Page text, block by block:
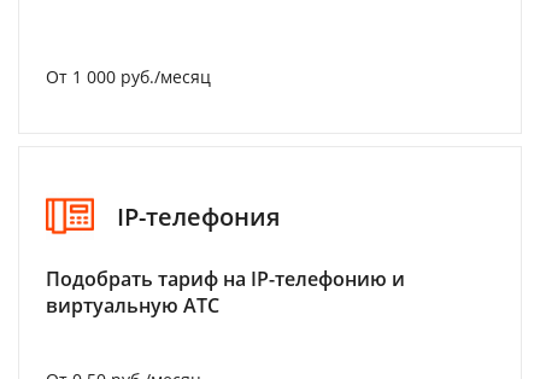
От 1 000 руб./месяц
IP-телефония
Подобрать тариф на IP-телефонию и
виртуальную АТС